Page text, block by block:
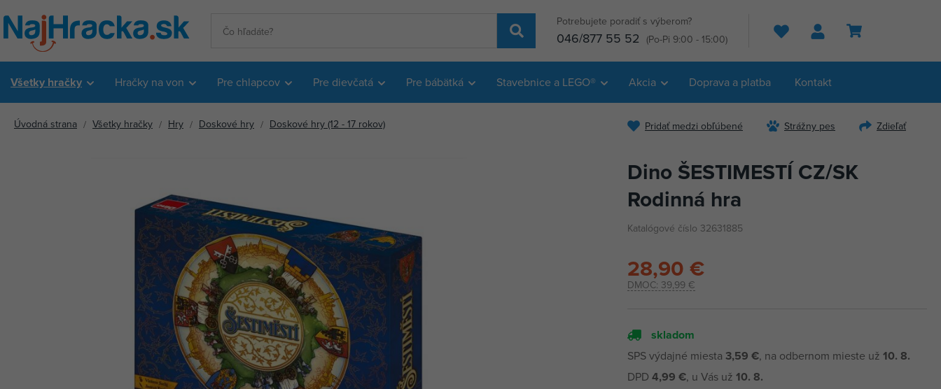
Potrebujete poradiť s výberom?
046/877 55 52 (Po-Pi 9:00 - 15:00) Hľadať
Všetky hračky Hračky na von Pre chlapcov Pre dievčatá Pre bábätká Stavebnice a LEGO® Akcia Doprava a platba Kontakt
Úvodná strana Všetky hračky Hry Doskové hry Doskové hry (12 - 17 rokov) Pridať medzi obľúbené Strážny pes Zdieľať
Dino ŠESTIMESTÍ CZ/SK
Rodinná hra
Katalógové číslo 32631885
DMOC: 39,99 €
28,90 €
skladom
SPS výdajné miesta 3,59 €, na odbernom mieste už 10. 8.
DPD 4,99 €, u Vás už 10. 8.